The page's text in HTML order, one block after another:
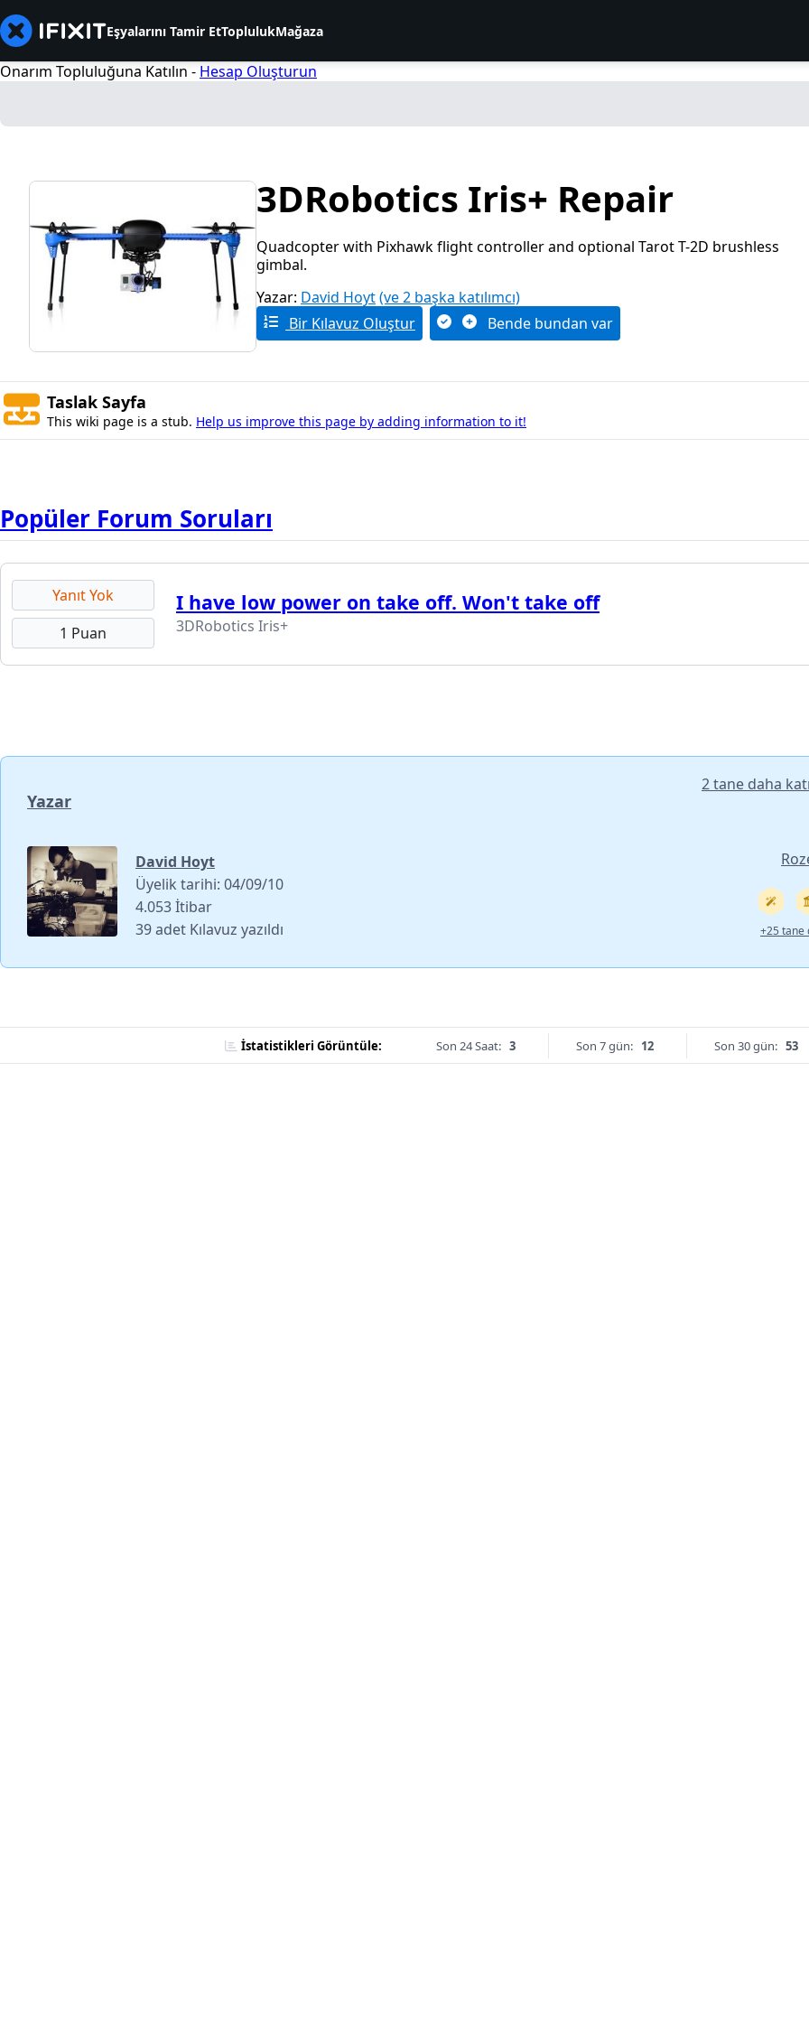
Eşyalarını Tamir EtToplulukMağaza
Onarım Topluluğuna Katılın - Hesap Oluşturun
3DRobotics Iris+ Repair
Quadcopter with Pixhawk flight controller and optional Tarot T-2D brushless
gimbal.
Yazar: David Hoyt(ve 2 başka katılımcı)
Bir Kılavuz Oluştur
Bende bundan var
Taslak Sayfa
This wiki page is a stub. Help us improve this page by adding information to it!
Popüler Forum Soruları
Yanıt Yok
1 Puan
I have low power on take off. Won't take off
3DRobotics Iris+
Yazar
2 tane daha
David Hoyt
Üyelik tarihi: 04/09/10
4.053 İtibar
39 adet Kılavuz yazıldı
+25 tane
İstatistikleri Görüntüle: Son 24 Saat: 3 Son 7 gün: 12 Son 30 gün: 53